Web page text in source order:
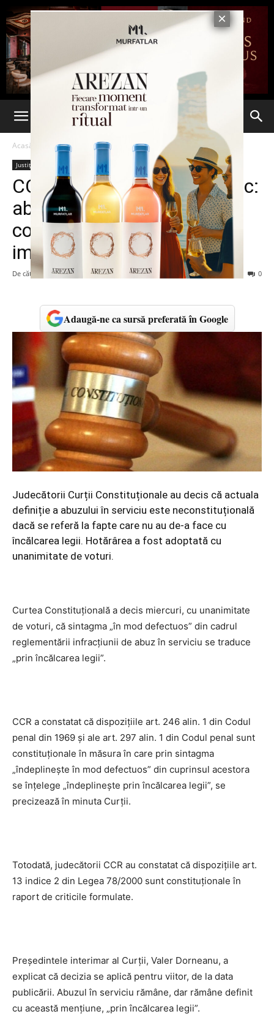
Acasă Justiție
Justiție
CCR alege varianta de mijloc:
abuzul în serviciu,
constituțional doar dacă
implică încălcarea legii
De către 15 iunie 2016 0
Adaugă-ne ca sursă preferată în Google
Judecătorii Curții Constituționale au decis că actuala
definiție a abuzului în serviciu este neconstituțională
dacă se referă la fapte care nu au de-a face cu
încălcarea legii. Hotărârea a fost adoptată cu
unanimitate de voturi.
Curtea Constituţională a decis miercuri, cu unanimitate
de voturi, că sintagma „în mod defectuos” din cadrul
reglementării infracţiunii de abuz în serviciu se traduce
„prin încălcarea legii”.
CCR a constatat că dispoziţiile art. 246 alin. 1 din Codul
penal din 1969 şi ale art. 297 alin. 1 din Codul penal sunt
constituţionale în măsura în care prin sintagma
„îndeplineşte în mod defectuos” din cuprinsul acestora
se înţelege „îndeplineşte prin încălcarea legii”, se
precizează în minuta Curţii.
Totodată, judecătorii CCR au constatat că dispoziţiile art.
13 indice 2 din Legea 78/2000 sunt constituţionale în
raport de criticile formulate.
Preşedintele interimar al Curţii, Valer Dorneanu, a
explicat că decizia se aplică pentru viitor, de la data
publicării. Abuzul în serviciu rămâne, dar rămâne definit
cu această menţiune, „prin încălcarea legii”.